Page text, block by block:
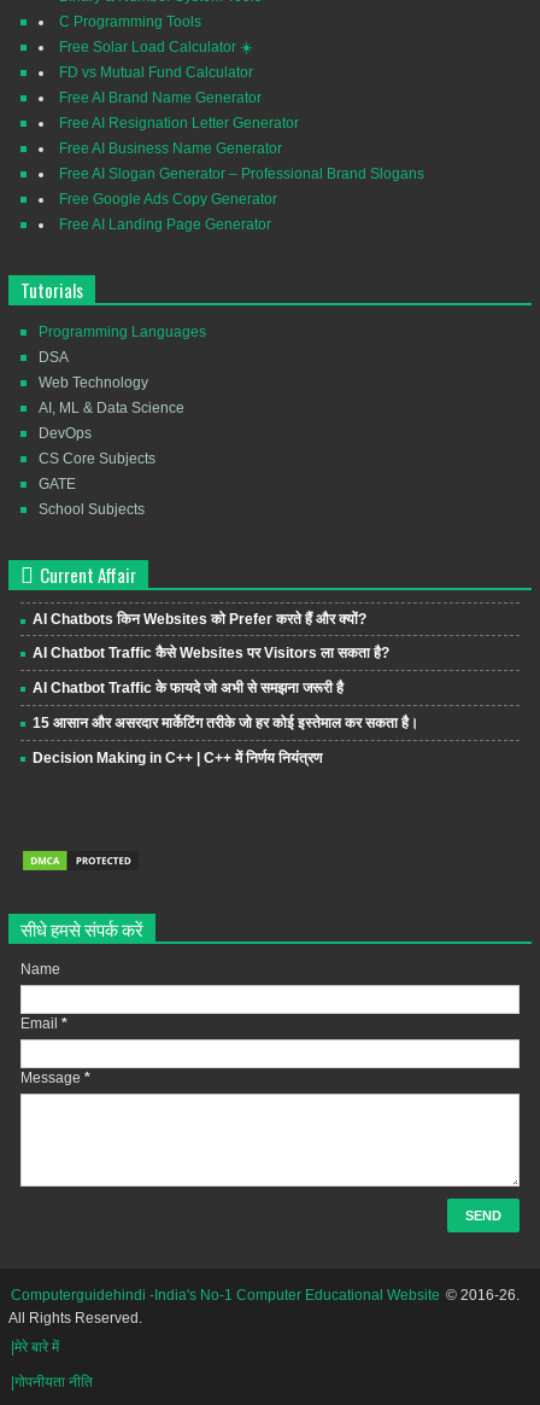
C Programming Tools
Free Solar Load Calculator ☀️
FD vs Mutual Fund Calculator
Free AI Brand Name Generator
Free AI Resignation Letter Generator
Free AI Business Name Generator
Free AI Slogan Generator – Professional Brand Slogans
Free Google Ads Copy Generator
Free AI Landing Page Generator
Tutorials
Programming Languages
DSA
Web Technology
AI, ML & Data Science
DevOps
CS Core Subjects
GATE
School Subjects
Current Affair
AI Chatbots किन Websites को Prefer करते हैं और क्यों?
AI Chatbot Traffic कैसे Websites पर Visitors ला सकता है?
AI Chatbot Traffic के फायदे जो अभी से समझना जरूरी है
15 आसान और असरदार मार्केटिंग तरीके जो हर कोई इस्तेमाल कर सकता है।
Decision Making in C++ | C++ में निर्णय नियंत्रण
सीधे हमसे संपर्क करें
Name
Email *
Message *
Computerguidehindi -India's No-1 Computer Educational Website © 2016-26.
All Rights Reserved.
|मेरे बारे में
|गोपनीयता नीति